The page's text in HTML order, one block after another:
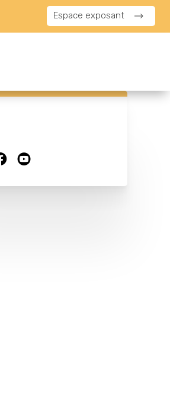
Espace exposant